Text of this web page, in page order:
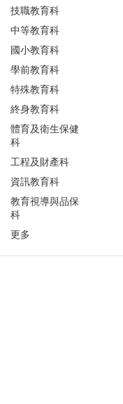
技職教育科
中等教育科
國小教育科
學前教育科
特殊教育科
終身教育科
體育及衛生保健
科
工程及財產科
資訊教育科
教育視導與品保
科
更多